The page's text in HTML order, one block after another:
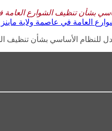
تنظيف الشوارع العامة في
في عاصمة ولاية ماينز (النظام
الأساسي بشأن تنظيف